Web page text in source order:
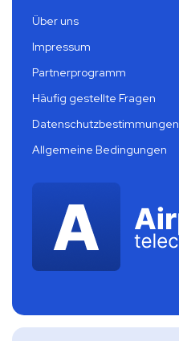
Über uns
Impressum
Partnerprogramm
Häufig gestellte Fragen
Datenschutzbestimmungen
Allgemeine Bedingungen